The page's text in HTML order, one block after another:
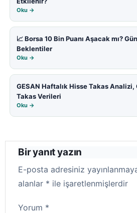
Oku →
📈 Borsa 10 Bin Puanı Aşacak mı?
Beklentiler
Oku →
GESAN Haftalık Hisse Takas Analizi,
Takas Verileri
Oku →
Bir yanıt yazın
E-posta adresiniz
alanlar * ile işaretlenmişlerdir
Yorum *